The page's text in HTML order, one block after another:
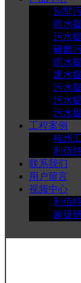
别墅
雨水
污水
研磨
雨水
废水
污水
污水
污水
工程案例
杭州
利佰
联系我们
用户留言
视频中心
利佰
超级